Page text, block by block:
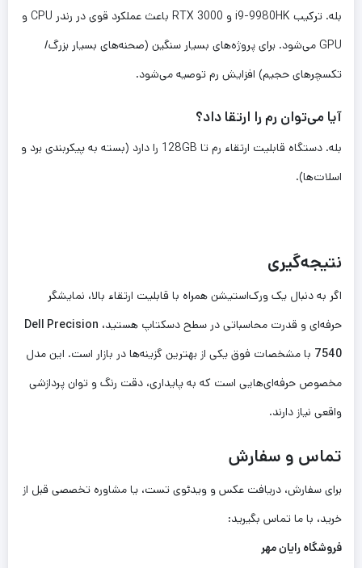
بله. ترکیب i9-9980HK و RTX 3000 باعث عملکرد قوی در رندر CPU و
GPU می‌شود. برای پروژه‌های بسیار سنگین (صحنه‌های بسیار بزرگ/
تکسچرهای حجیم) افزایش رم توصیه می‌شود.
آیا می‌توان رم را ارتقا داد؟
بله. دستگاه قابلیت ارتقاء رم تا 128GB را دارد (بسته به پیکربندی برد و
اسلات‌ها).
نتیجه‌گیری
اگر به دنبال یک ورک‌استیشن همراه با قابلیت ارتقاء بالا، نمایشگر
حرفه‌ای و قدرت محاسباتی در سطح دسکتاپ هستید، Dell Precision
7540 با مشخصات فوق یکی از بهترین گزینه‌ها در بازار است. این مدل
مخصوص حرفه‌ای‌هایی است که به پایداری، دقت رنگ و توان پردازشی
واقعی نیاز دارند.
تماس و سفارش
برای سفارش، دریافت عکس و ویدئوی تست، یا مشاوره تخصصی قبل از
خرید، با ما تماس بگیرید:
فروشگاه رایان مهر